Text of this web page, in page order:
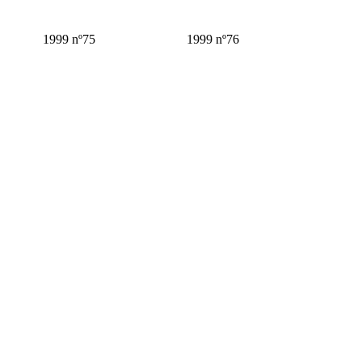
1999 nº75 1999 nº76